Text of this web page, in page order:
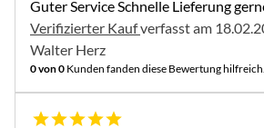
Guter Service Schnelle Lieferung
Verifizierter Kaufverfasst am
Walter Herz
0 von 0 Kunden fanden diese Bewertung hilfreich.
5 von 5